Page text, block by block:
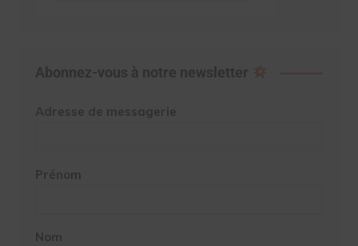
Abonnez-vous à notre newsletter
Adresse de messagerie
Prénom
Nom